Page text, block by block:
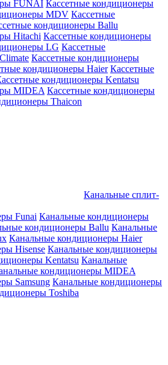
FUNAI Кассетные кондиционеры
MDV Кассетные
кондиционеры Ballu
Hitachi Кассетные кондиционеры
LG Кассетные
Кассетные кондиционеры
кондиционеры Haier Кассетные
кондиционеры Kentatsu
MIDEA Кассетные кондиционеры
Thaicon
Канальные сплит-
Funai Канальные кондиционеры
кондиционеры Ballu Канальные
Канальные кондиционеры Haier
Hisense Канальные кондиционеры
Kentatsu Канальные
кондиционеры MIDEA
Samsung Канальные кондиционеры
Toshiba